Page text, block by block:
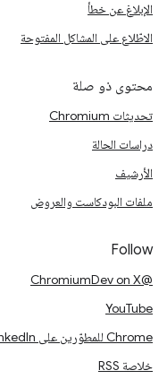
الإبلاغ عن خطأ
الاطّلاع على المشاكل المفتوحة
محتوى ذو صلة
تحديثات Chromium
دراسات الحالة
الأرشيف
ملفات البودكاست والعروض
Follow
@ChromiumDev on X
YouTube
Chrome للمطوّرين على LinkedIn
خلاصة RSS